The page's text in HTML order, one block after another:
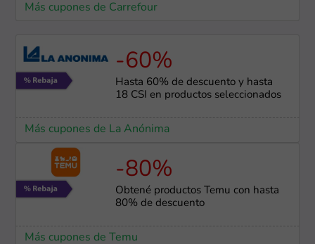
Más cupones de Carrefour
-60%
Hasta 60% de descuento y hasta
18 CSI en productos seleccionados
Más cupones de La Anónima
-80%
Obtené productos Temu con hasta
80% de descuento
Más cupones de Temu